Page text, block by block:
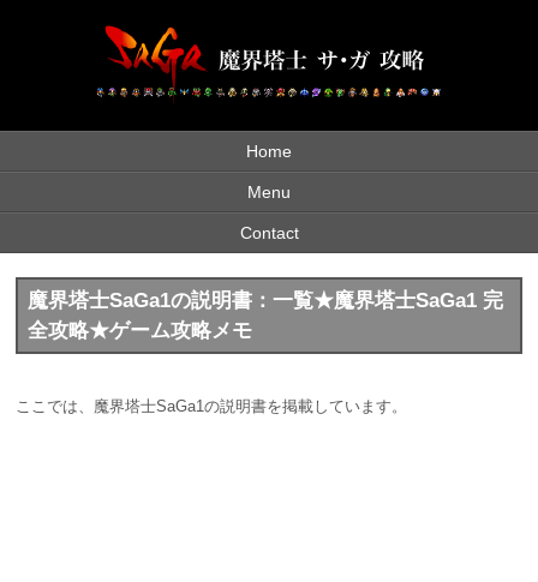
Home
Menu
Contact
魔界塔士SaGa1の説明書：一覧★魔界塔士SaGa1 完
全攻略★ゲーム攻略メモ
ここでは、魔界塔士SaGa1の説明書を掲載しています。